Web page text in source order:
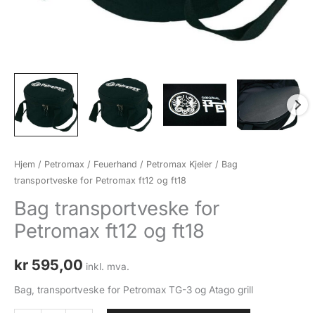
Hjem / Petromax / Feuerhand / Petromax Kjeler / Bag
transportveske for Petromax ft12 og ft18
Bag transportveske for
Petromax ft12 og ft18
kr 595,00 inkl. mva.
Bag, transportveske for Petromax TG-3 og Atago grill